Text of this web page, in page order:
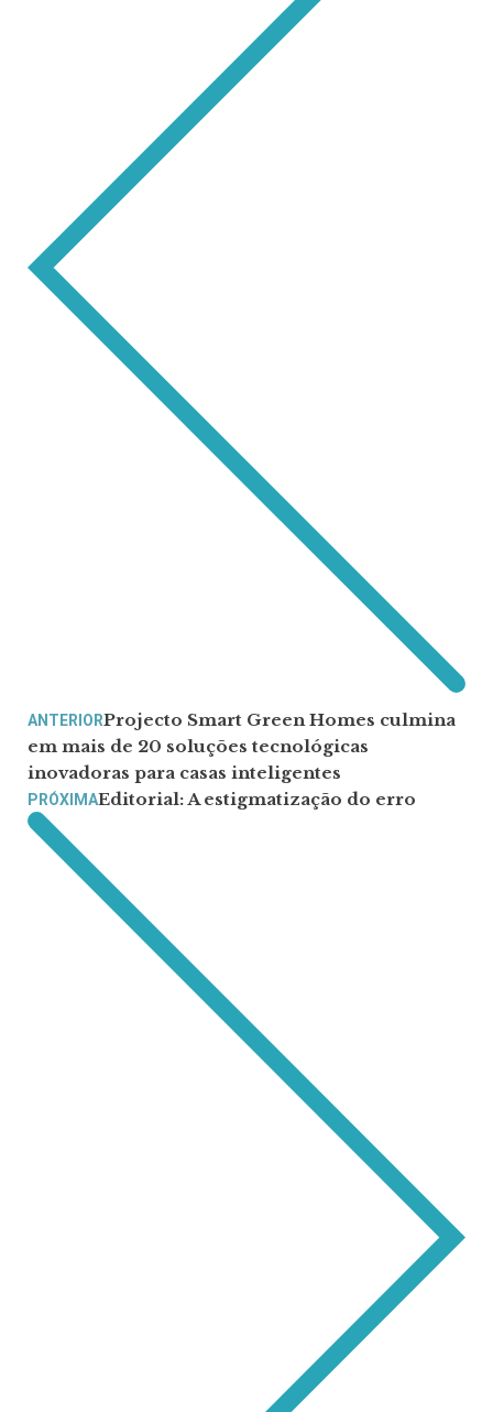
ANTERIORProjecto Smart Green Homes culmina
em mais de 20 soluções tecnológicas
inovadoras para casas inteligentes
PRÓXIMAEditorial: A estigmatização do erro